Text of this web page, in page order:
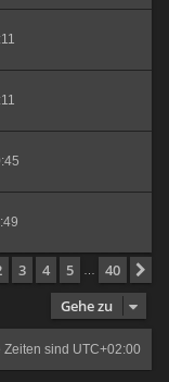
40
3 4 5 40
Gehe zu
Zeiten sind UTC+02:00